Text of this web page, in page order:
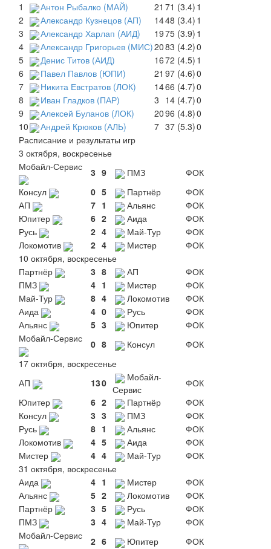
1
Антон Рыбалко (МАЙ) 21 71 (3.4) 1
2
Александр Кузнецов (АП) 1448 (3.4) 1
3
Александр Харлап (АИД) 1975 (3.9) 1
4
Александр Григорьев (МИС)2083 (4.2)0
5
Денис Титов (АИД) 1672 (4.5) 1
6
Павел Павлов (ЮПИ) 21 97 (4.6)0
7
Никита Евстратов (ЛОК) 1466 (4.7)0
8
Иван Гладков (ПАР) 3 14 (4.7)0
9
Алексей Буланов (ЛОК) 2096 (4.8)0
10
Андрей Крюков (АЛЬ) 7 37 (5.3)0
Расписание и результаты игр
3 октября, воскресенье
Мобайл-Сервис
3 9 ПМЗ
ФОК
Консул
0 5 Партнёр
ФОК
АП
7 1 Альянс
ФОК
Юпитер
6 2 Аида
ФОК
Русь
2 4 Май-Тур
ФОК
Локомотив
2 4 Мистер
ФОК
10 октября, воскресенье
Партнёр
3 8 АП
ФОК
ПМЗ
4 1 Мистер
ФОК
Май-Тур
8 4 Локомотив
ФОК
Аида
4 0 Русь
ФОК
Альянс
5 3 Юпитер
ФОК
Мобайл-Сервис
0 8 Консул
ФОК
17 октября, воскресенье
АП
130
Мобайл-
Сервис
ФОК
Юпитер
6 2 Партнёр
ФОК
Консул
3 3 ПМЗ
ФОК
Русь
8 1 Альянс
ФОК
Локомотив
4 5 Аида
ФОК
Мистер
4 4 Май-Тур
ФОК
31 октября, воскресенье
Аида
4 1 Мистер
ФОК
Альянс
5 2 Локомотив
ФОК
Партнёр
3 5 Русь
ФОК
ПМЗ
3 4 Май-Тур
ФОК
Мобайл-Сервис
2 6 Юпитер
ФОК